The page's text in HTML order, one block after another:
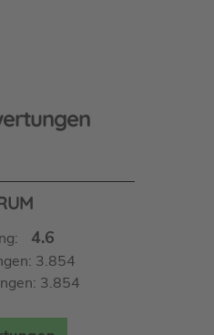
4.6
3.854
3.854